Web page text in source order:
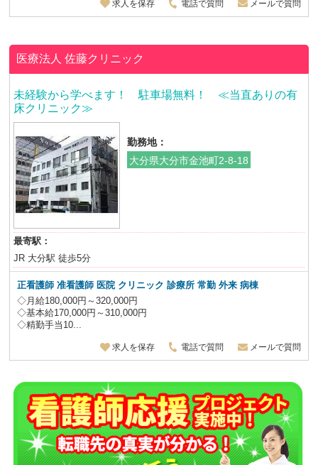
求人を保存 電話で質問 メールで質問
医療法人佐藤クリニック
未経験から学べます！ 駐車場無料！ ≪当直ありの有
床クリニック≫
勤務地：
大分県大分市金池町2-8-18
最寄駅：
JR 大分駅 徒歩5分
正看護師 准看護師 医院 クリニック 診療所 常勤 外来 病棟
◇月給180,000円～320,000円
◇基本給170,000円～310,000円
◇精勤手当10...
求人を保存 電話で質問 メールで質問